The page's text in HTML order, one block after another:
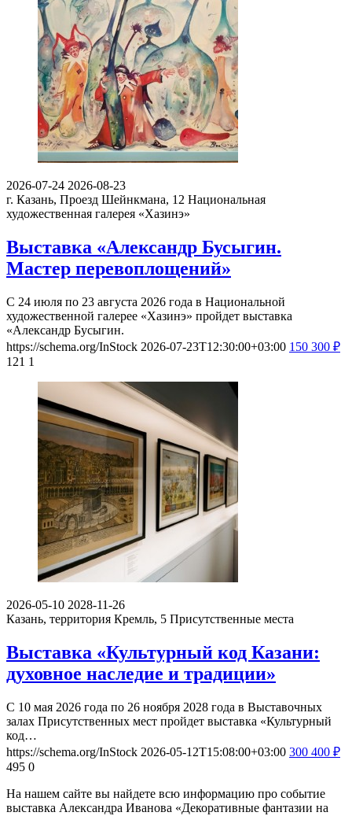
2026-07-24 2026-08-23
г. Казань, Проезд Шейнкмана, 12 Национальная
художественная галерея «Хазинэ»
Выставка «Александр Бусыгин.
Мастер перевоплощений»
С 24 июля по 23 августа 2026 года в Национальной
художественной галерее «Хазинэ» пройдет выставка
«Александр Бусыгин.
https://schema.org/InStock 2026-07-23T12:30:00+03:00 150 300 ₽
121 1
2026-05-10 2028-11-26
Казань, территория Кремль, 5 Присутственные места
Выставка «Культурный код Казани:
духовное наследие и традиции»
С 10 мая 2026 года по 26 ноября 2028 года в Выставочных
залах Присутственных мест пройдет выставка «Культурный
код…
https://schema.org/InStock 2026-05-12T15:08:00+03:00 300 400 ₽
495 0
На нашем сайте вы найдете всю информацию про событие
выставка Александра Иванова «Декоративные фантазии на